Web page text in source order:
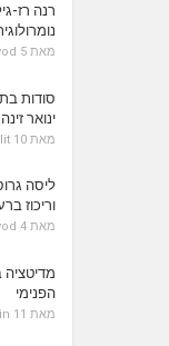
רנה רז-
מאת 5 שנים
סודות
ינואר
מאת 10 שנים
ליסה
וריכוז
מאת 4 שנים
מדיטציה
הפנימי
מאת 11 שנים